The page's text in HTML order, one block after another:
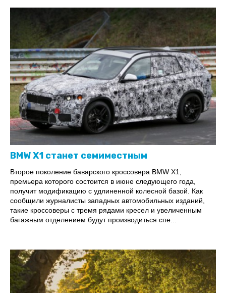
BMW X1 станет семиместным
Второе поколение баварского кроссовера BMW X1,
премьера которого состоится в июне следующего года,
получит модификацию с удлиненной колесной базой. Как
сообщили журналисты западных автомобильных изданий,
такие кроссоверы с тремя рядами кресел и увеличенным
багажным отделением будут производиться спе...